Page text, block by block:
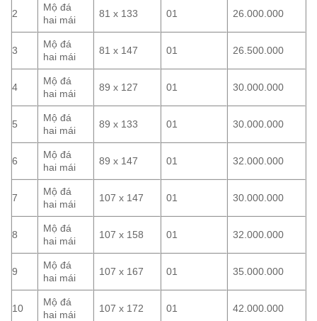
2
Mộ đá
hai mái
81 x 133 01 26.000.000
3
Mộ đá
hai mái
81 x 147 01 26.500.000
4
Mộ đá
hai mái
89 x 127 01 30.000.000
5
Mộ đá
hai mái
89 x 133 01 30.000.000
6
Mộ đá
hai mái
89 x 147 01 32.000.000
7
Mộ đá
hai mái
107 x 147 01 30.000.000
8
Mộ đá
hai mái
107 x 158 01 32.000.000
9
Mộ đá
hai mái
107 x 167 01 35.000.000
10
Mộ đá
hai mái
107 x 172 01 42.000.000